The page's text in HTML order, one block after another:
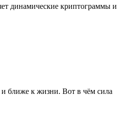
динамические криптограммы и
и ближе к жизни. Вот в чём сила